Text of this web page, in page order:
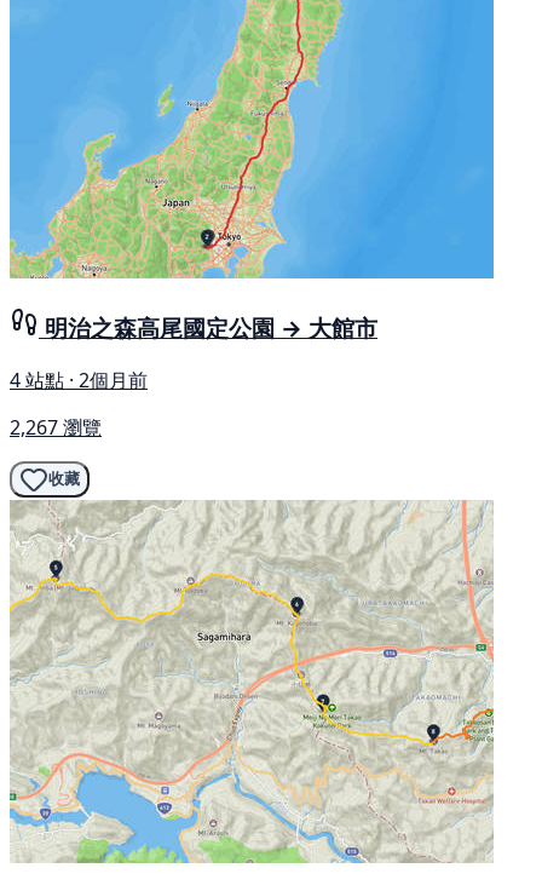
明治之森高尾國定公園 → 大館市
4 站點 · 2個月前
2,267 瀏覽
收藏